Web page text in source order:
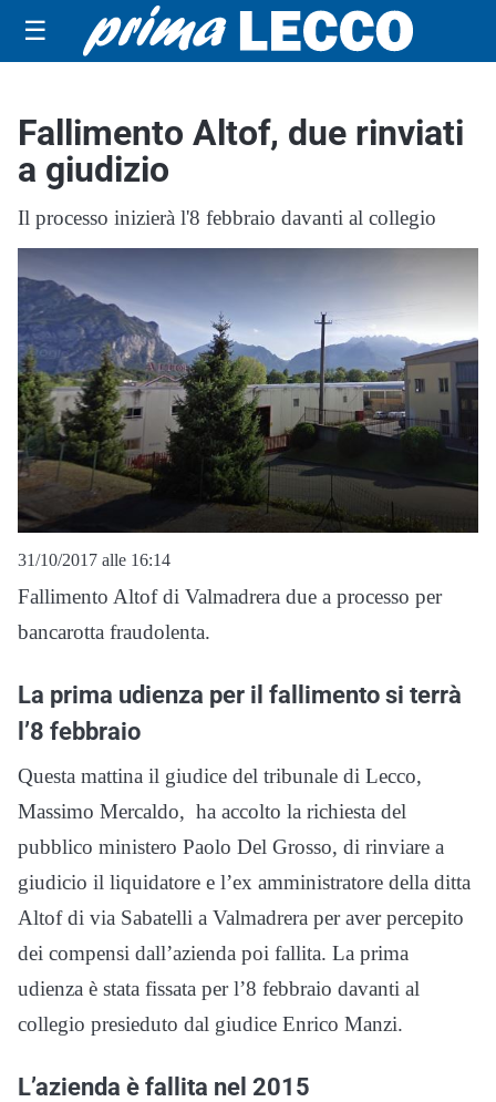
☰
Fallimento Altof, due rinviati
a giudizio
Il processo inizierà l'8 febbraio davanti al collegio
31/10/2017 alle 16:14
Fallimento Altof di Valmadrera due a processo per
bancarotta fraudolenta.
La prima udienza per il fallimento si terrà
l’8 febbraio
Questa mattina il giudice del tribunale di Lecco,
Massimo Mercaldo, ha accolto la richiesta del
pubblico ministero Paolo Del Grosso, di rinviare a
giudicio il liquidatore e l’ex amministratore della ditta
Altof di via Sabatelli a Valmadrera per aver percepito
dei compensi dall’azienda poi fallita. La prima
udienza è stata fissata per l’8 febbraio davanti al
collegio presieduto dal giudice Enrico Manzi.
L’azienda è fallita nel 2015